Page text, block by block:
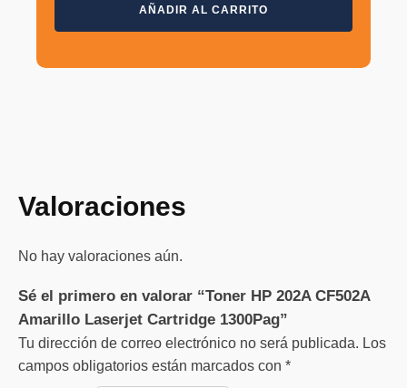
original
era:
actual
es:
AÑADIR AL CARRITO
Valoraciones
No hay valoraciones aún.
Sé el primero en valorar “Toner HP 202A CF502A
Amarillo Laserjet Cartridge 1300Pag”
Tu dirección de correo electrónico no será publicada. Los
campos obligatorios están marcados con *